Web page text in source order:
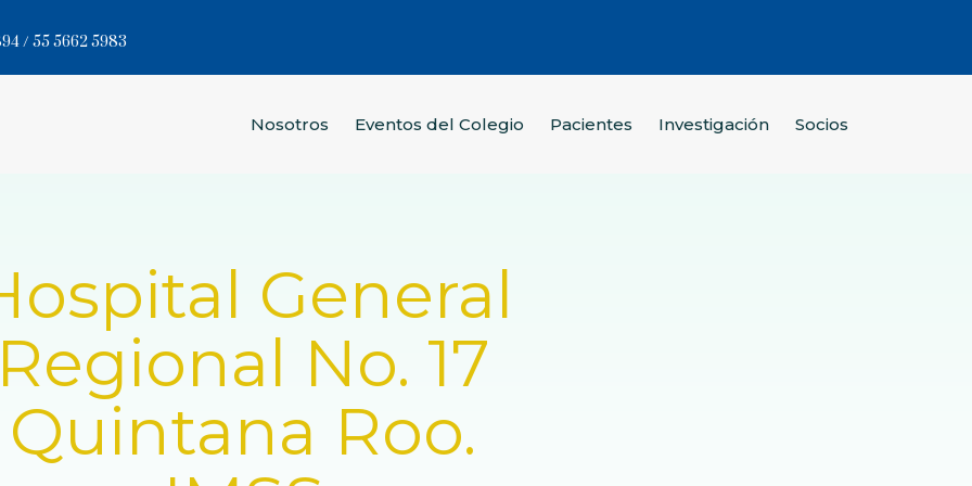
/ 55 5662 5983
Nosotros Eventos del Colegio Pacientes Investigación Socios
General
Regional No. 17
Quintana Roo.